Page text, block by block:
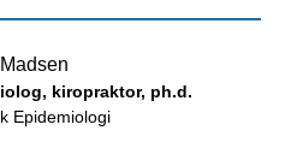
kiropraktor, ph.d.
Epidemiologi